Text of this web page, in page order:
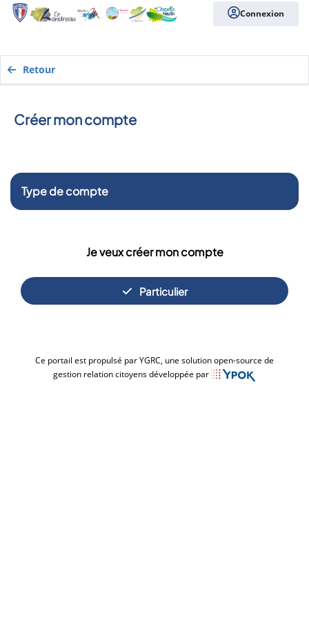
Connexion
Retour
Créer mon compte
Type de compte
Je veux créer mon compte
Particulier
Ce portail est propulsé par YGRC, une solution open-source de
gestion relation citoyens développée par